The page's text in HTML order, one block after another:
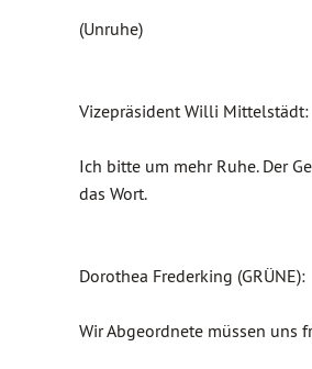
(Unruhe)
Vizepräsident Willi Mittelstädt:
Ich bitte um mehr Ruhe. Der
das Wort.
Dorothea Frederking (GRÜNE):
Wir Abgeordnete müssen uns